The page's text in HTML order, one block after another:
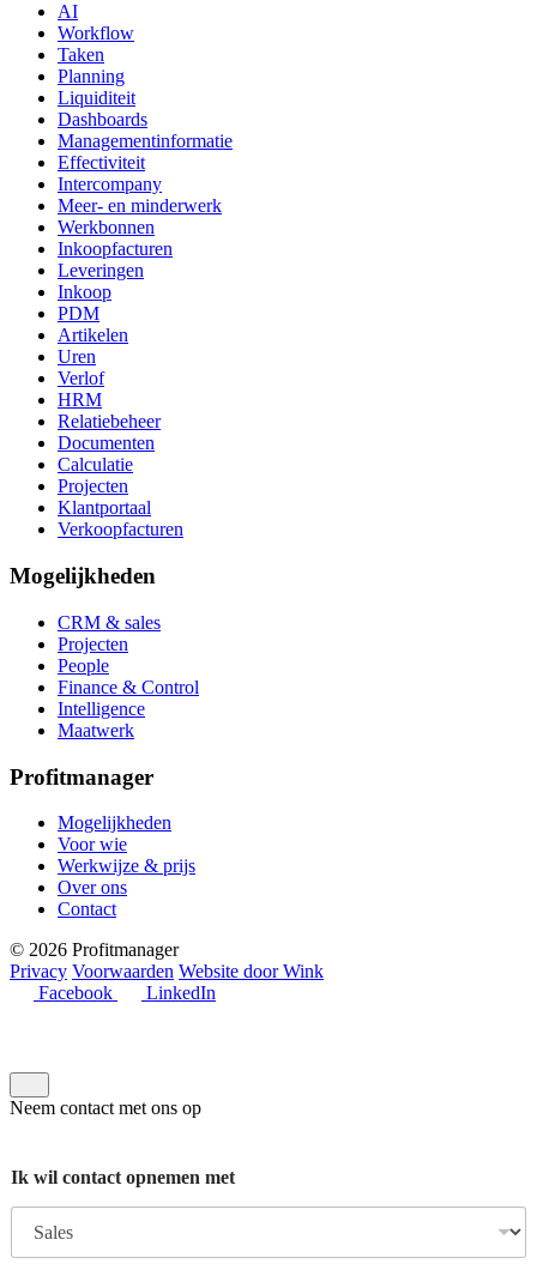
AI
Workflow
Taken
Planning
Liquiditeit
Dashboards
Managementinformatie
Effectiviteit
Intercompany
Meer- en minderwerk
Werkbonnen
Inkoopfacturen
Leveringen
Inkoop
PDM
Artikelen
Uren
Verlof
HRM
Relatiebeheer
Documenten
Calculatie
Projecten
Klantportaal
Verkoopfacturen
Mogelijkheden
CRM & sales
Projecten
People
Finance & Control
Intelligence
Maatwerk
Profitmanager
Mogelijkheden
Voor wie
Werkwijze & prijs
Over ons
Contact
© 2026 Profitmanager
Privacy Voorwaarden Website door Wink
Facebook
LinkedIn
Neem contact met ons op
Ik wil contact opnemen met